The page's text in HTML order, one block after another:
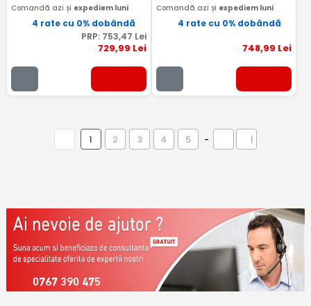
Comandă azi și expediem luni
4 rate cu 0% dobândă
PRP: 753,47 Lei
729,99 Lei
Comandă azi și expediem luni
4 rate cu 0% dobândă
748,99 Lei
1 2 3 4 5 - |
0767 390 475